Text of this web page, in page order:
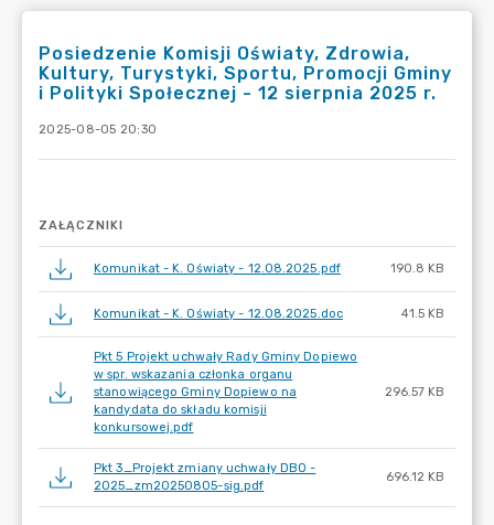
Posiedzenie Komisji Oświaty, Zdrowia,
Kultury, Turystyki, Sportu, Promocji Gminy
i Polityki Społecznej - 12 sierpnia 2025 r.
2025-08-05 20:30
ZAŁĄCZNIKI
Komunikat - K. Oświaty - 12.08.2025.pdf 190.8 KB
Komunikat - K. Oświaty - 12.08.2025.doc 41.5 KB
Pkt 5 Projekt uchwały Rady Gminy Dopiewo
w spr. wskazania członka organu
stanowiącego Gminy Dopiewo na
kandydata do składu komisji
konkursowej.pdf
296.57 KB
Pkt 3_Projekt zmiany uchwały DBO -
2025_zm20250805-sig.pdf
696.12 KB